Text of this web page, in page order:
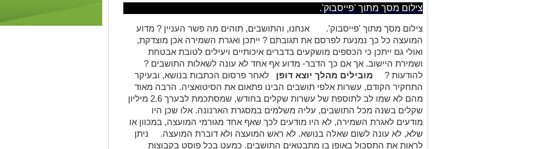
צילום מסך מתוך 'פייסבוק'.
צילום מסך מתוך 'פייסבוק'. אנחנו, והתושבים, תוהים מה פשר העניין ? מדוע
המועצה כל כך נמנעת לפרסם את תגובתם ? ייתכן ואגרת השמירה אכן מוצדקת,
ואולי גם ייתכן כי הכספים מושקעים בדברים איכותיים ויעילים לטובת אבטחת
ושמירת היישוב. אך אם כך הדבר- מדוע אף אחד לא עונה לשאלות התושבים ?
להודעות ?
מובילים מהלך יוצא דופן
לאחר פרסום הכתבות בנושא, ובעיקר
התחקיר הקודם, עשרות אלפי תושבים הבינו פתאום את הסיטואציה. הרבה מאוד
מהם לא שמו לב לתוספת של עשרות שקלים בחודש, שמסתכמת לבערך 2.6 מיליון
שקלים בשנה מכל התושבים, עליה משלמים במסגרת הארנונה. אלו שכן היו
מודעים לאגרת השמירה, לא היו מודעים לכך שאף אחד מגורמי המועצה, במכוון או
שלא, לא עונה לשום שאלה בנושא. לא ראש המועצה ולא דוברת המועצה.
ניתן
לראות את התסכול באופן בו מתבטאים התושבים. כמעט בכל פוסט בקבוצות